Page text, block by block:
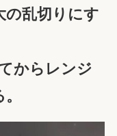
の乱切りにす
からレンジ